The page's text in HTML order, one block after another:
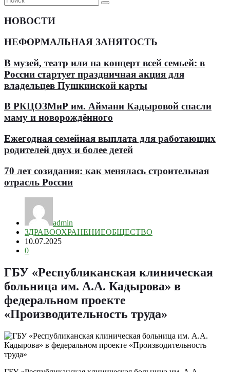
НОВОСТИ
НЕФОРМАЛЬНАЯ ЗАНЯТОСТЬ
В музей, театр или на концерт всей семьей: в
России стартует праздничная акция для
владельцев Пушкинской карты
В РКЦОЗМиР им. Аймани Кадыровой спасли
маму и новорождённого
Ежегодная семейная выплата для работающих
родителей двух и более детей
70 лет созидания: как менялась строительная
отрасль России
admin
ЗДРАВООХРАНЕНИЕОБЩЕСТВО
10.07.2025
0
ГБУ «Республиканская клиническая
больница им. А.А. Кадырова» в
федеральном проекте
«Производительность труда»